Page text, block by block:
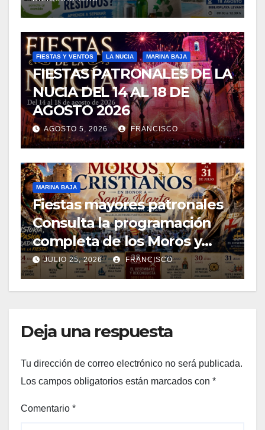
FIESTAS Y VENTOS LA NUCIA MARINA BAJA
FIESTAS PATRONALES DE LA
NUCIA DEL 14 AL 18 DE
AGOSTO 2026
AGOSTO 5, 2026 FRANCISCO
MARINA BAJA
Fiestas mayores patronales
Consulta la programación
completa de los Moros y
Cristianos de Villajoyosa
2026
JULIO 25, 2026 FRANCISCO
Deja una respuesta
Tu dirección de correo electrónico no será publicada.
Los campos obligatorios están marcados con *
Comentario *